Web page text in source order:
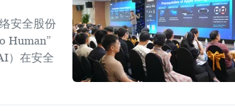
安全股份
Human”
）在安全